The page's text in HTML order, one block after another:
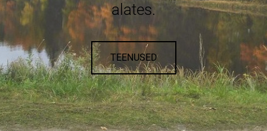
alates.
TEENUSED